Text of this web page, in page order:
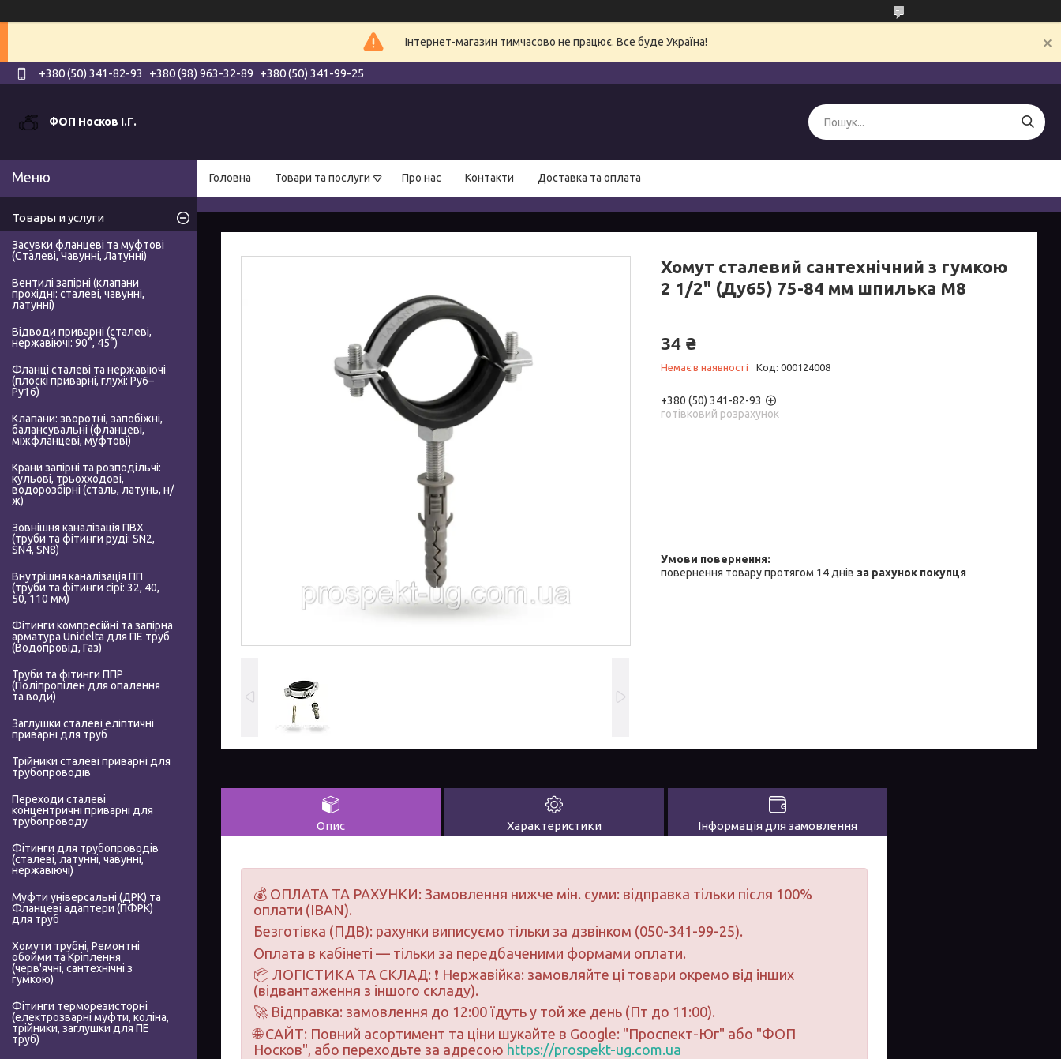
Інтернет-магазин тимчасово не працює. Все буде Україна!
+380 (50) 341-82-93 +380 (98) 963-32-89 +380 (50) 341-99-25
ФОП Носков І.Г.
Головна Товари та послуги Про нас Контакти Доставка та оплата
Хомут сталевий сантехнічний з гумкою
2 1/2" (Ду65) 75-84 мм шпилька М8
34 ₴
Немає в наявності Код: 000124008
+380 (50) 341-82-93
готівковий розрахунок
повернення товару протягом 14 днів за рахунок покупця
Опис Характеристики Інформація для замовлення
💰 ОПЛАТА ТА РАХУНКИ: Замовлення нижче мін. суми: відправка тільки після 100%
оплати (IBAN).
Безготівка (ПДВ): рахунки виписуємо тільки за дзвінком (050-341-99-25).
Оплата в кабінеті — тільки за передбаченими формами оплати.
📦 ЛОГІСТИКА ТА СКЛАД: ❗ Нержавійка: замовляйте ці товари окремо від інших
(відвантаження з іншого складу).
🚀 Відправка: замовлення до 12:00 їдуть у той же день (Пт до 11:00).
🌐 САЙТ: Повний асортимент та ціни шукайте в Google: "Проспект-Юг" або "ФОП
Носков", або переходьте за адресою https://prospekt-ug.com.ua
Товары и услуги
Засувки фланцеві та муфтові
(Сталеві, Чавунні, Латунні)
Вентилі запірні (клапани
прохідні: сталеві, чавунні,
латунні)
Відводи приварні (сталеві,
нержавіючі: 90°, 45°)
Фланці сталеві та нержавіючі
(плоскі приварні, глухі: Ру6–
Ру16)
Клапани: зворотні, запобіжні,
балансувальні (фланцеві,
міжфланцеві, муфтові)
Крани запірні та розподільчі:
кульові, трьохходові,
водорозбірні (сталь, латунь, н/
ж)
Зовнішня каналізація ПВХ
(труби та фітинги руді: SN2,
SN4, SN8)
Внутрішня каналізація ПП
(труби та фітинги сірі: 32, 40,
50, 110 мм)
Фітинги компресійні та запірна
арматура Unidelta для ПЕ труб
(Водопровід, Газ)
Труби та фітинги ППР
(Поліпропілен для опалення
та води)
Заглушки сталеві еліптичні
приварні для труб
Трійники сталеві приварні для
трубопроводів
Переходи сталеві
концентричні приварні для
трубопроводу
Фітинги для трубопроводів
(сталеві, латунні, чавунні,
нержавіючі)
Муфти універсальні (ДРК) та
Фланцеві адаптери (ПФРК)
для труб
Хомути трубні, Ремонтні
обойми та Кріплення
(черв'ячні, сантехнічні з
гумкою)
Фітинги терморезисторні
(електрозварні муфти, коліна,
трійники, заглушки для ПЕ
труб)